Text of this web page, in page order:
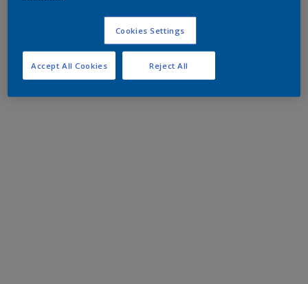
Cookies Settings
Reject All
Accept All Cookies